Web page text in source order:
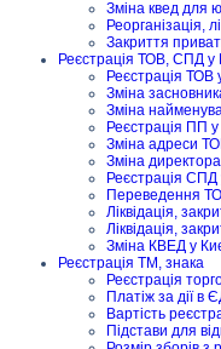
Зміна квед для
Реорганізація,
Закриття
Реєстрація ТОВ, СПД у
Реєстрація ТОВ
Зміна
Зміна
Реєстрація ПП у
Зміна адреси
Зміна
Реєстрація СПД
Переведення
Ліквідація,
Ліквідація,
Зміна КВЕД у
Реєстрація ТМ, знака
Реєстрація
Платіж за дії в
Вартість
Підстави для